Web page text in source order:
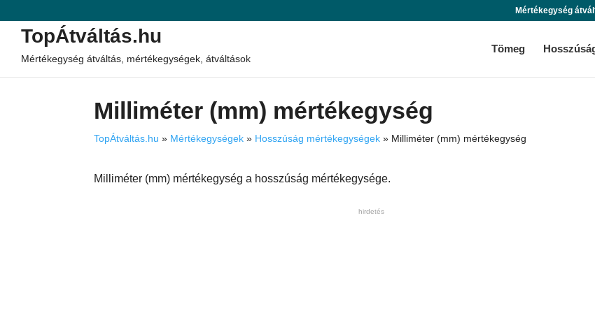
Mértékegység
TopÁtváltás.hu
Mértékegység átváltás, mértékegységek, átváltások
Tömeg
Milliméter (mm) mértékegység
TopÁtváltás.hu » Mértékegységek » Hosszúság mértékegységek » Milliméter (mm) mértékegység
Milliméter (mm) mértékegység a hosszúság mértékegysége.
hirdetés